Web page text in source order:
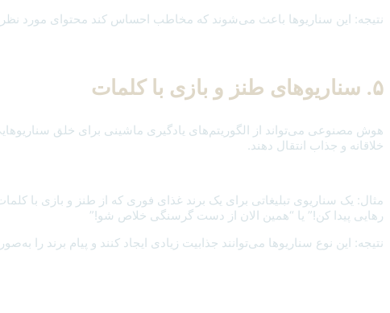
نتیجه: این سناریوها باعث می‌شوند که مخاطب احساس کند محتوای مورد
۵. سناریوهای طنز و بازی با کلمات
هوش مصنوعی می‌تواند از الگوریتم‌های یادگیری ماشینی برای خلق
خلاقانه و جذاب انتقال دهند.
مثال: یک سناریوی تبلیغاتی برای یک برند غذای فوری که از طنز و بازی
رهایی پیدا کن!” یا “همین الان از دست گرسنگی خلاص شو!”
نتیجه: این نوع سناریوها می‌توانند جذابیت زیادی ایجاد کنند و پیام برند را